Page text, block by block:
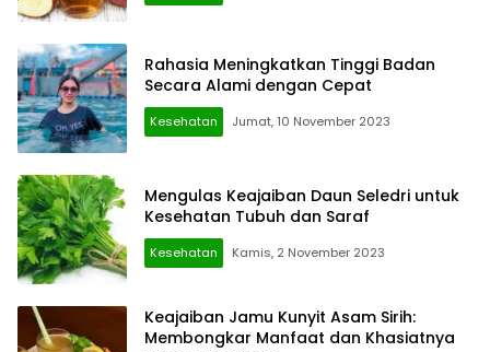
Rahasia Meningkatkan Tinggi Badan
Secara Alami dengan Cepat
Kesehatan Jumat, 10 November 2023
Mengulas Keajaiban Daun Seledri untuk
Kesehatan Tubuh dan Saraf
Kesehatan Kamis, 2 November 2023
Keajaiban Jamu Kunyit Asam Sirih:
Membongkar Manfaat dan Khasiatnya